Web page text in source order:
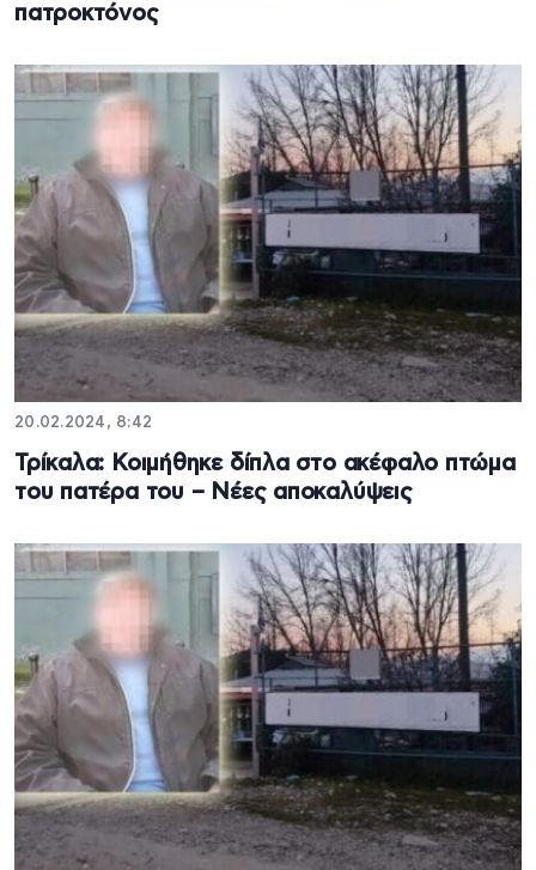
πατροκτόνος
20.02.2024, 8:42
Τρίκαλα: Κοιμήθηκε δίπλα στο ακέφαλο πτώμα
του πατέρα του – Νέες αποκαλύψεις